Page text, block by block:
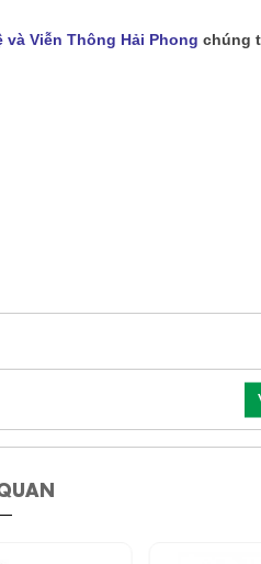
và Viễn Thông Hải Phong chúng